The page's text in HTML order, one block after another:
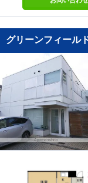
グリーンフィール